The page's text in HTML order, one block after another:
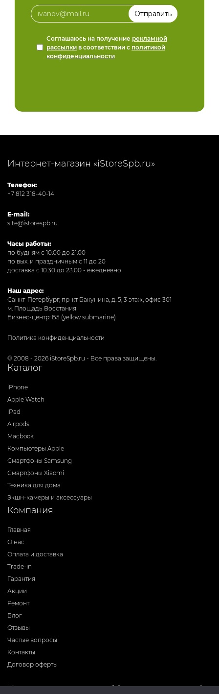
Соглашаюсь на получение рекламной
рассылки в соответствии с политикой
конфиденциальности
Интернет-магазин «iStoreSpb.ru»
Телефон:
+7 812 318-40-14
E-mail:
site@istorespb.ru
Часы работы:
по будням с 10:00 до 21:00
по вых. и праздничным с 11 до 20
доставка с 10.30 до 23.00 - ежедневно
Наш адрес:
Санкт-Петербург, пр-кт Бакунина, д. 5, 3 этаж, офис 301
м. Площадь Восстания
Бизнес-центр: Б5 (yellow submarine)
Политика конфиденциальности
© 2008 - 2026 iStoreSpb.ru - Все права защищены.
Каталог
iPhone
Apple Watch
iPad
Airpods
Macbook
Компьютеры Apple
Смартфоны Samsung
Смартфоны Xiaomi
Техника для дома
Экшн-камеры и аксессуары
Компания
Главная
О нас
Оплата и доставка
Trade-in
Гарантия
Акции
Ремонт
Блог
Отзывы
Частые вопросы
Контакты
Договор оферты
* Фирма-производитель оставляет за собой право на внесение изменений в